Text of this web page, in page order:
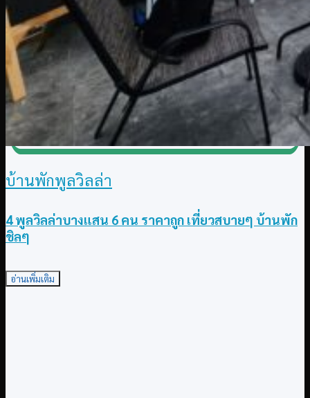
บ้านพักพูลวิลล่า
4 พูลวิลล่าบางแสน 6 คน ราคาถูก เที่ยวสบายๆ บ้านพัก
ชิลๆ
อ่านเพิ่มเติม